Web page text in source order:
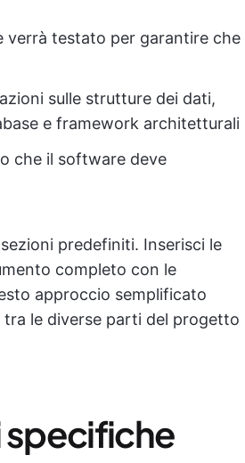
verrà testato per garantire che
sulle strutture dei dati,
e framework architetturali
che il software deve
predefiniti. Inserisci le
completo con le
approccio semplificato
le diverse parti del progetto
specifiche